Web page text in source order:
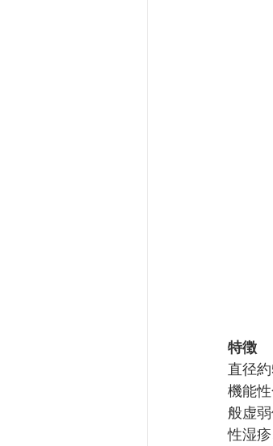
特徴
直径
機能
般虚
性湿